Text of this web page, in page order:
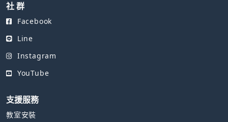
社 群
Facebook
Line
Instagram
YouTube
支援服務
教室安裝